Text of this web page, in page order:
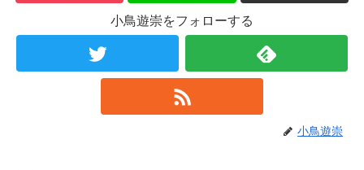
小鳥遊崇をフォローする
小鳥遊崇